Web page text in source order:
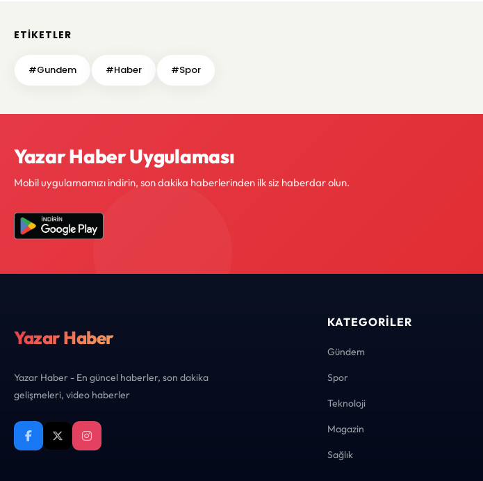
ETIKETLER
#Gundem #Haber #Spor
Yazar Haber Uygulaması
Mobil uygulamamızı indirin, son dakika haberlerinden ilk siz haberdar olun.
Yazar Haber
Yazar Haber - En güncel haberler, son dakika
gelişmeleri, video haberler
KATEGORILER
Gündem
Spor
Teknoloji
Magazin
Sağlık